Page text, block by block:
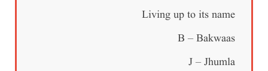
Living up to its name
B – Bakwaas
J – Jhumla